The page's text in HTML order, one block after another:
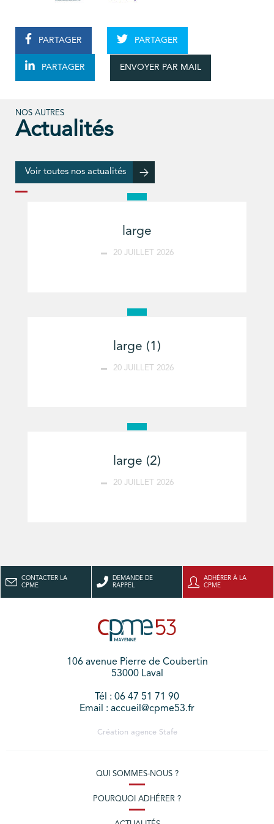
PARTAGER PARTAGER
PARTAGER ENVOYER PAR MAIL
NOS AUTRES
Actualités
Voir toutes nos actualités
large
20 JUILLET 2026
large (1)
20 JUILLET 2026
large (2)
20 JUILLET 2026
CONTACTER LA
CPME
DEMANDE DE
RAPPEL
ADHÉRER À LA
CPME
106 avenue Pierre de Coubertin
53000 Laval
Tél : 06 47 51 71 90
Email : accueil@cpme53.fr
Création agence Stafe
QUI SOMMES-NOUS ?
POURQUOI ADHÉRER ?